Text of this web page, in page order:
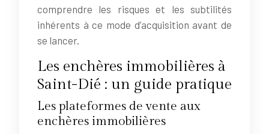
comprendre les risques et les subtilités
inhérents à ce mode d’acquisition avant de
se lancer.
Les enchères immobilières à
Saint-Dié : un guide pratique
Les plateformes de vente aux
enchères immobilières